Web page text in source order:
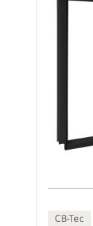
CB-Tec